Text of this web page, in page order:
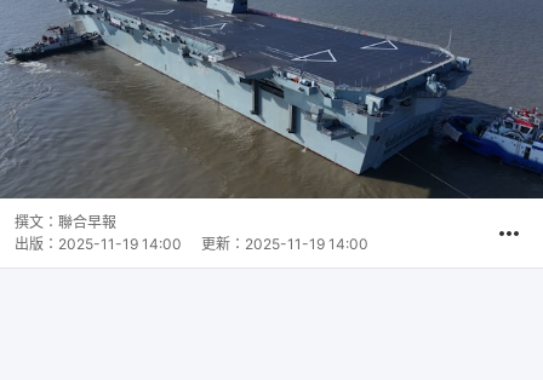
撰文： 聯合早報
出版： 2025-11-19 14:00 更新： 2025-11-19 14:00